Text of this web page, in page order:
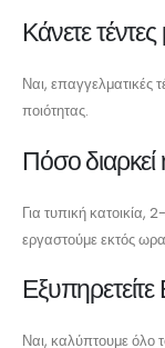
Κάνετε
Ναι, επαγγελματικές
ποιότητας.
Πόσο
Για τυπική κατοικία,
εργαστούμε εκτός
Εξυπηρετείτε
Ναι, καλύπτουμε όλο